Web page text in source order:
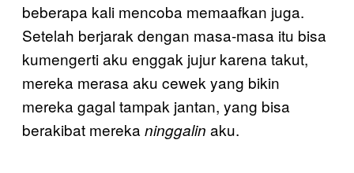
beberapa kali mencoba memaafkan juga.
Setelah berjarak dengan masa-masa itu bisa
kumengerti aku enggak jujur karena takut,
mereka merasa aku cewek yang bikin
mereka gagal tampak jantan, yang bisa
berakibat mereka ninggalin aku.